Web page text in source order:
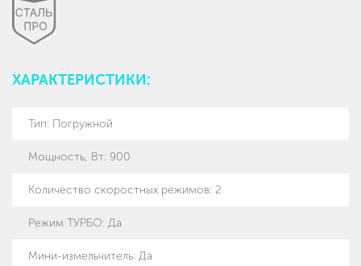
ХАРАКТЕРИСТИКИ:
Тип: Погружной
Мощность, Вт: 900
Количество скоростных режимов: 2
Режим ТУРБО: Да
Мини-измельчитель: Да